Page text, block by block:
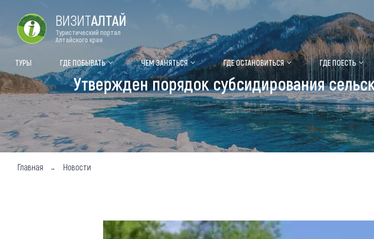
Цветение маральника
Туры Где побывать
Объекты природы
Объекты истории и культуры
Объекты развлечений
Чем
Мой
Карта
ВИЗИТАЛТАЙ
Туристический портал
Алтайского края
ТУРЫ ГДЕ ПОБЫВАТЬ ЧЕМ ЗАНЯТЬСЯ ГДЕ ОСТАНОВИТЬСЯ ГДЕ ПОЕСТЬ
Утвержден порядок субсидирования
Главная Новости